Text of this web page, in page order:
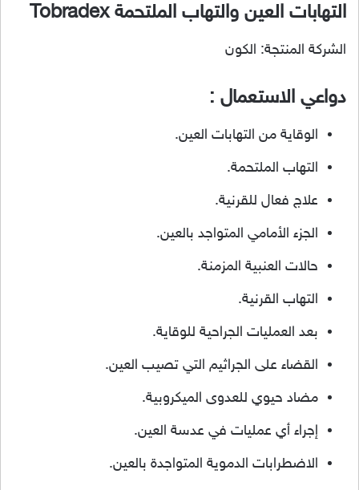
التهابات العين والتهاب الملتحمة Tobradex
الشركة المنتجة: الكون
دواعي الاستعمال :
الوقاية من التهابات العين.
التهاب الملتحمة.
علاج فعال للقرنية.
الجزء الأمامي المتواجد بالعين.
حالات العنبية المزمنة.
التهاب القرنية.
بعد العمليات الجراحية للوقاية.
القضاء على الجراثيم التي تصيب العين.
مضاد حيوي للعدوى الميكروبية.
إجراء أي عمليات في عدسة العين.
الاضطرابات الدموية المتواجدة بالعين.